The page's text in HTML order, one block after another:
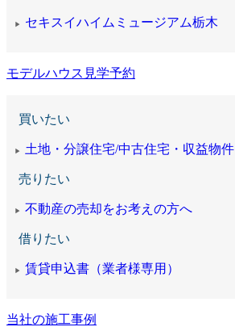
▶ セキスイハイムミュージアム栃木
モデルハウス見学予約
買いたい
▶ 土地・分譲住宅/中古住宅・収益物件
売りたい
▶ 不動産の売却をお考えの方へ
借りたい
▶ 賃貸申込書（業者様専用）
当社の施工事例